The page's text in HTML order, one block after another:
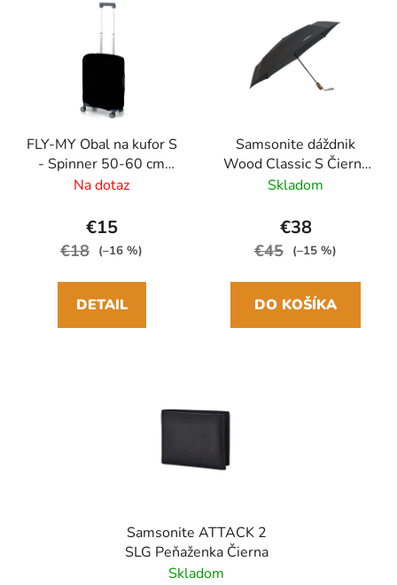
FLY-MY Obal na kufor S
- Spinner 50-60 cm
Čierny
Na dotaz
€15
€18 (–16 %)
DETAIL
Samsonite dáždnik
Wood Classic S Čierny
skladací vystreľovací s
27cm/97cm
Skladom
€38
€45 (–15 %)
DO KOŠÍKA
Samsonite ATTACK 2
SLG Peňaženka Čierna
Skladom